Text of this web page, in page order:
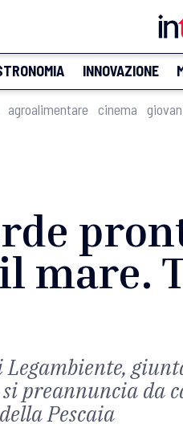
INNOVAZIONE
agroalimentare cinema
mare.
si preannuncia
Pescaia